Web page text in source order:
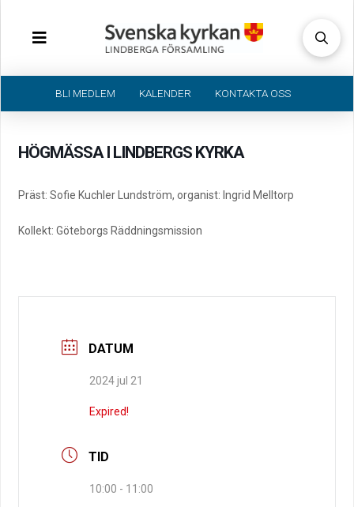
BLI MEDLEM KALENDER KONTAKTA OSS
HÖGMÄSSA I LINDBERGS KYRKA
Präst: Sofie Kuchler Lundström, organist: Ingrid Melltorp
Kollekt: Göteborgs Räddningsmission
DATUM
2024 jul 21
Expired!
TID
10:00 - 11:00